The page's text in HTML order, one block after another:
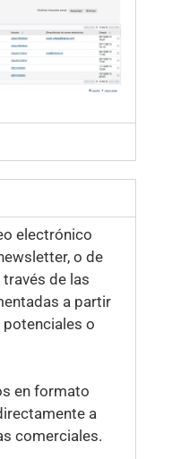
electrónico
o de
de las
a partir
o
en formato
a
comerciales.